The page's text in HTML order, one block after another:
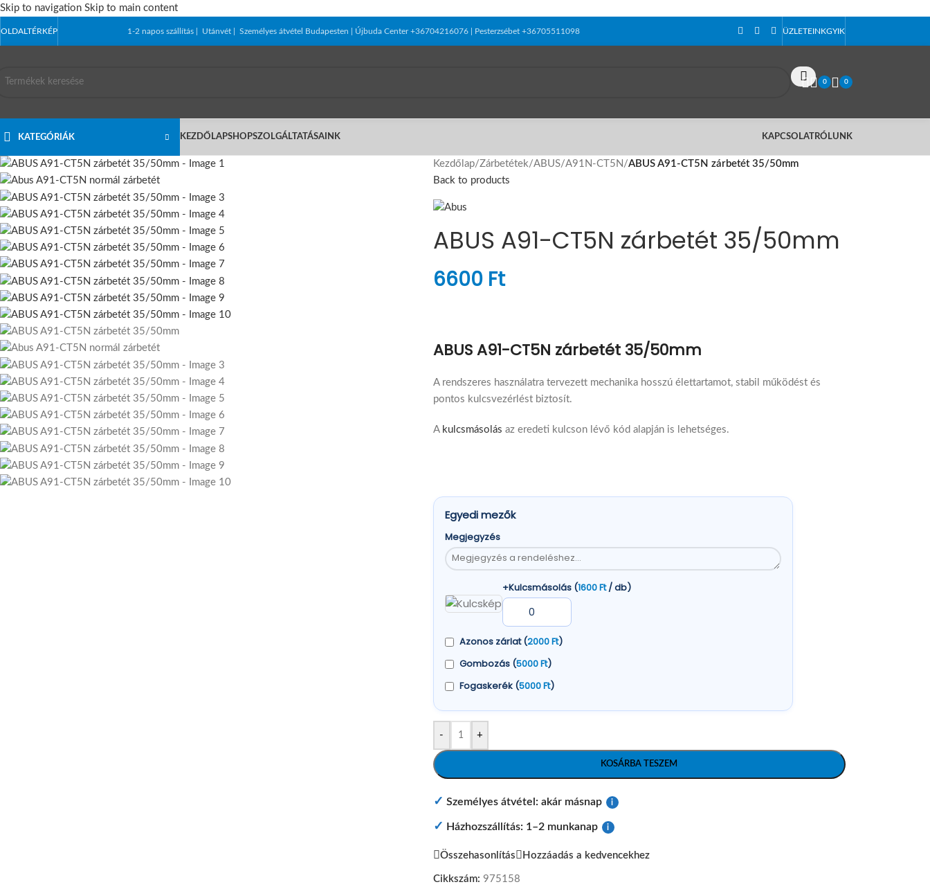
Skip to navigation Skip to main content
OLDALTÉRKÉP 1-2 napos szállítás | Utánvét | Személyes átvétel Budapesten | Újbuda Center +36704216076 | Pesterzsébet +36705511098 ÜZLETEINKGYIK
0 0
KATEGÓRIÁK KEZDŐLAPSHOPSZOLGÁLTATÁSAINK KAPCSOLATRÓLUNK
Kezdőlap/Zárbetétek/ABUS/A91N-CT5N /ABUS A91-CT5N zárbetét 35/50mm
Back to products
ABUS A91-CT5N zárbetét 35/50mm
6600 Ft
ABUS A91-CT5N zárbetét 35/50mm
A rendszeres használatra tervezett mechanika hosszú élettartamot, stabil működést és
pontos kulcsvezérlést biztosít.
A kulcsmásolás az eredeti kulcson lévő kód alapján is lehetséges.
Egyedi mezők
Megjegyzés
+Kulcsmásolás (1600Ft/ db)
Azonos zárlat (2000Ft)
Gombozás (5000Ft)
Fogaskerék (5000Ft)
- +
KOSÁRBA TESZEM
✓ Személyes átvétel: akár másnap i
✓ Házhozszállítás: 1–2 munkanap i
Összehasonlítás Hozzáadás a kedvencekhez
Cikkszám: 975158